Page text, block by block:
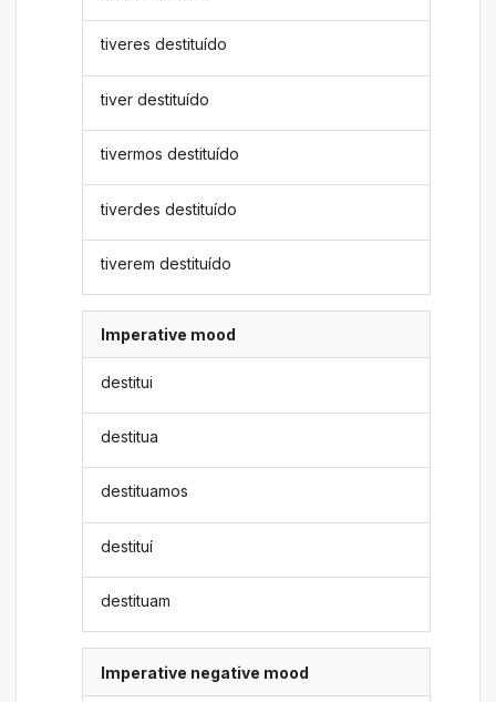
tiveres destituído
tiver destituído
tivermos destituído
tiverdes destituído
tiverem destituído
Imperative mood
destitui
destitua
destituamos
destituí
destituam
Imperative negative mood